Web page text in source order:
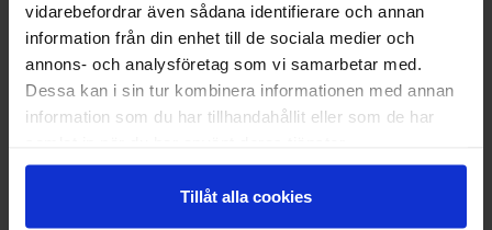
vidarebefordrar även sådana identifierare och annan
information från din enhet till de sociala medier och
annons- och analysföretag som vi samarbetar med.
Dessa kan i sin tur kombinera informationen med annan
information som du har tillhandahållit eller som de har
Tillåt alla cookies
Visa